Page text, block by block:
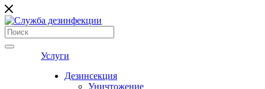
Услуги
Дезинсекция
Уничтожение